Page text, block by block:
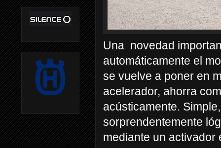
Una novedad
automáticamente el
se vuelve a poner en
acelerador, ahorra
acústicamente.
sorprendentemente
mediante un activador